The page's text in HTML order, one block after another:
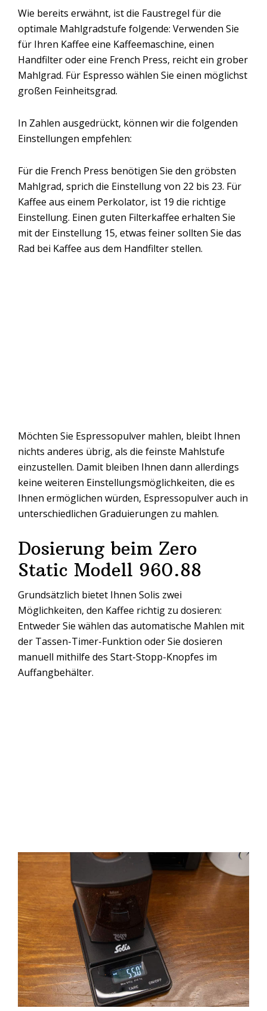
Wie bereits erwähnt, ist die Faustregel für die
optimale Mahlgradstufe folgende: Verwenden Sie
für Ihren Kaffee eine Kaffeemaschine, einen
Handfilter oder eine French Press, reicht ein grober
Mahlgrad. Für Espresso wählen Sie einen möglichst
großen Feinheitsgrad.
In Zahlen ausgedrückt, können wir die folgenden
Einstellungen empfehlen:
Für die French Press benötigen Sie den gröbsten
Mahlgrad, sprich die Einstellung von 22 bis 23. Für
Kaffee aus einem Perkolator, ist 19 die richtige
Einstellung. Einen guten Filterkaffee erhalten Sie
mit der Einstellung 15, etwas feiner sollten Sie das
Rad bei Kaffee aus dem Handfilter stellen.
Möchten Sie Espressopulver mahlen, bleibt Ihnen
nichts anderes übrig, als die feinste Mahlstufe
einzustellen. Damit bleiben Ihnen dann allerdings
keine weiteren Einstellungsmöglichkeiten, die es
Ihnen ermöglichen würden, Espressopulver auch in
unterschiedlichen Graduierungen zu mahlen.
Dosierung beim Zero
Static Modell 960.88
Grundsätzlich bietet Ihnen Solis zwei
Möglichkeiten, den Kaffee richtig zu dosieren:
Entweder Sie wählen das automatische Mahlen mit
der Tassen-Timer-Funktion oder Sie dosieren
manuell mithilfe des Start-Stopp-Knopfes im
Auffangbehälter.